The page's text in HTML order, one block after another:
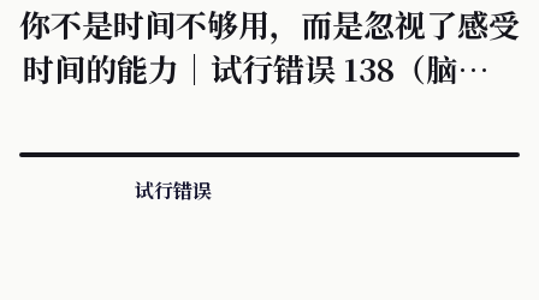
你不是时间不够用，而是忽视了感受
时间的能力｜试行错误 138（脑、认
试行错误